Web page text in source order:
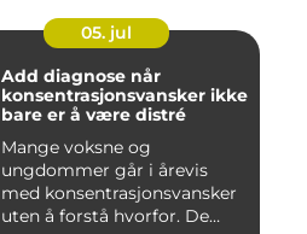
05. jul
Add diagnose når
konsentrasjonsvansker ikke
bare er å være distré
Mange voksne og
ungdommer går i årevis
med konsentrasjonsvansker
uten å forstå hvorfor. De